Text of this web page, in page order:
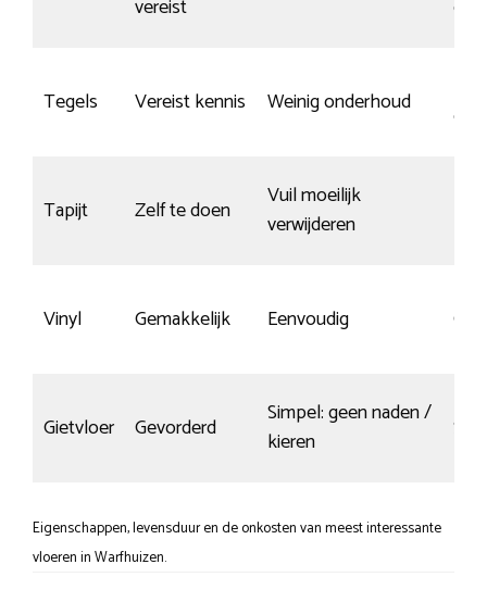
vereist
Tegels Vereist kennis Weinig onderhoud
op
Tapijt Zelf te doen
Vuil moeilijk
verwijderen
Vinyl Gemakkelijk Eenvoudig
Gietvloer Gevorderd
Simpel: geen naden /
kieren
Eigenschappen, levensduur en de onkosten van meest interessante
vloeren in Warfhuizen.